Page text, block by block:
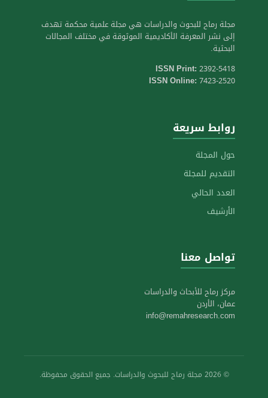
مجلة رماح للبحوث والدراسات هي مجلة علمية محكمة تهدف
إلى نشر المعرفة الأكاديمية الموثوقة في مختلف المجالات
البحثية.
ISSN Print: 2392-5418
ISSN Online: 7423-2520
روابط سريعة
حول المجلة
التقديم للمجلة
العدد الحالي
الأرشيف
تواصل معنا
مركز رماح للأبحاث والدراسات
عمان، الأردن
info@remahresearch.com
© 2026 مجلة رماح للبحوث والدراسات. جميع الحقوق محفوظة.